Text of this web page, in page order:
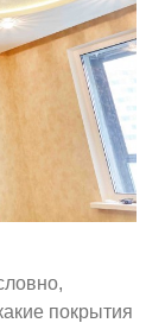
99
покрытия